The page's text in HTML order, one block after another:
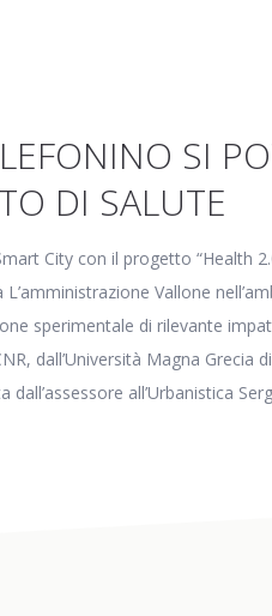
SI
DI SALUTE
City con il progetto “Health
Vallone
sperimentale di rilevante
dall’Università Magna Grecia
all’Urbanistica